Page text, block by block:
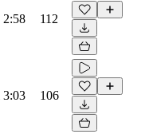
2:58 112
3:03 106